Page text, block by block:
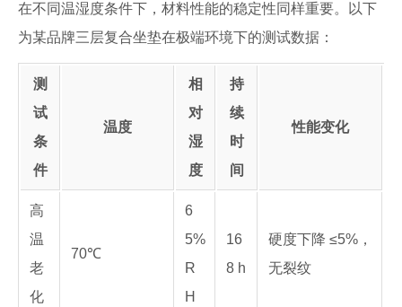
在不同温湿度条件下，材料性能的稳定性同样重要。以下
为某品牌三层复合坐垫在极端环境下的测试数据：
测
试
条
件
温度
相
对
湿
度
持
续
时
间
性能变化
高
温
老
化
70℃
6
5%
R
H
16
8 h
硬度下降 ≤5%，
无裂纹